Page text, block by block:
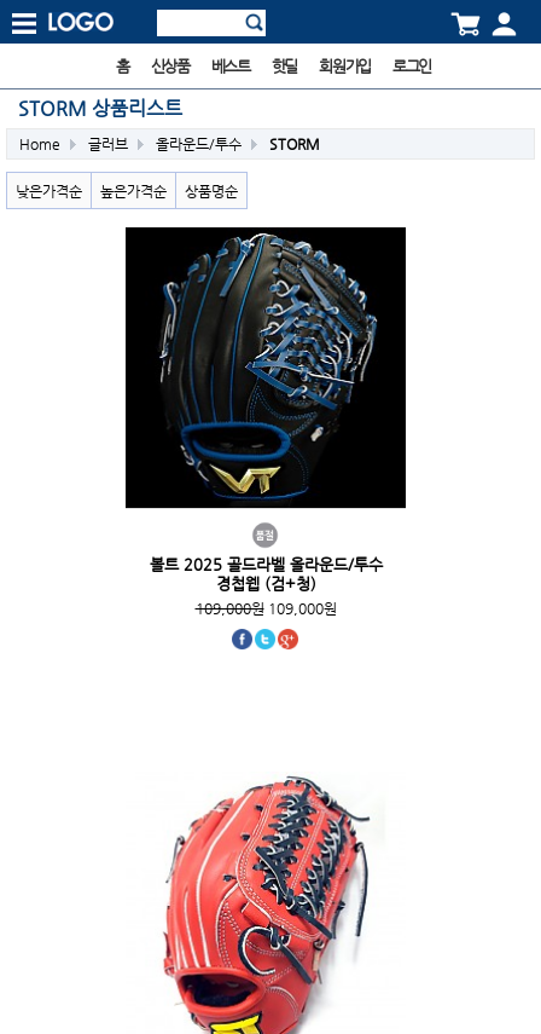
홈 신상품 베스트 핫딜 회원가입 로그인
STORM 상품리스트
Home 글러브 올라운드/투수 STORM
낮은가격순 높은가격순 상품명순
볼트 2025 골드라벨 올라운드/투수
경첩웹 (검+청)
109,000원109,000원